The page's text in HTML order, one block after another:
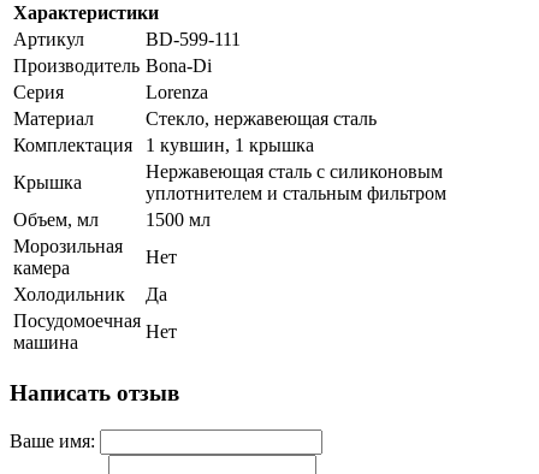
Характеристики
Артикул
BD-599-111
Производитель Bona-Di
Серия
Lorenza
Материал
Стекло, нержавеющая сталь
Комплектация
1 кувшин, 1 крышка
Крышка
Нержавеющая сталь с силиконовым
уплотнителем и стальным фильтром
Объем, мл
1500 мл
Морозильная
камера
Нет
Холодильник
Да
Посудомоечная
машина
Нет
Написать отзыв
Ваше имя: